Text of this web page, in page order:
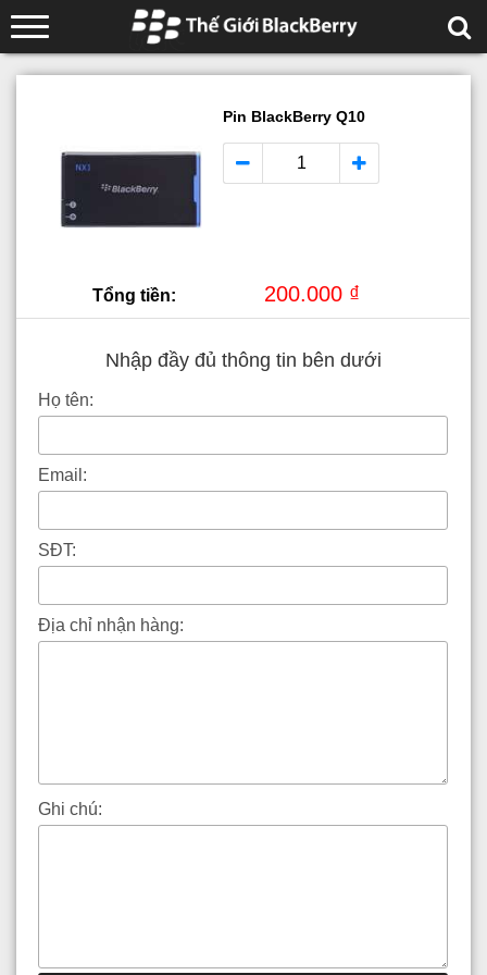
Pin BlackBerry Q10
Tổng tiền: 200.000 ₫
Nhập đầy đủ thông tin bên dưới
Họ tên:
Email:
SĐT:
Địa chỉ nhận hàng:
Ghi chú: